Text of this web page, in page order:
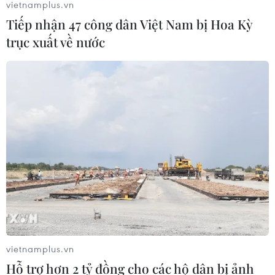
Liên hợp quốc: Xung đột Ukraine trải
qua tháng đẫm máu nhất
05/08/2026 23:47
Bất ổn địa chính trị kìm hãm tăng
trưởng Eurozone
vietnamplus.vn
Tiếp nhận 47 công dân Việt Nam bị Hoa Kỳ
trục xuất về nước
vietnamplus.vn
Hỗ trợ hơn 2 tỷ đồng cho các hộ dân bị ảnh